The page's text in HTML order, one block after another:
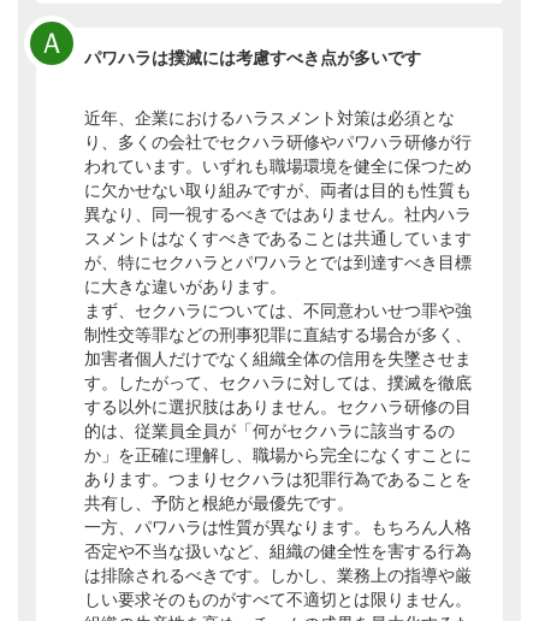
Ａ パワハラは撲滅には考慮すべき点が多いです
近年、企業におけるハラスメント対策は必須とな
り、多くの会社でセクハラ研修やパワハラ研修が行
われています。いずれも職場環境を健全に保つため
に欠かせない取り組みですが、両者は目的も性質も
異なり、同一視するべきではありません。社内ハラ
スメントはなくすべきであることは共通しています
が、特にセクハラとパワハラとでは到達すべき目標
に大きな違いがあります。
まず、セクハラについては、不同意わいせつ罪や強
制性交等罪などの刑事犯罪に直結する場合が多く、
加害者個人だけでなく組織全体の信用を失墜させま
す。したがって、セクハラに対しては、撲滅を徹底
する以外に選択肢はありません。セクハラ研修の目
的は、従業員全員が「何がセクハラに該当するの
か」を正確に理解し、職場から完全になくすことに
あります。つまりセクハラは犯罪行為であることを
共有し、予防と根絶が最優先です。
一方、パワハラは性質が異なります。もちろん人格
否定や不当な扱いなど、組織の健全性を害する行為
は排除されるべきです。しかし、業務上の指導や厳
しい要求そのものがすべて不適切とは限りません。